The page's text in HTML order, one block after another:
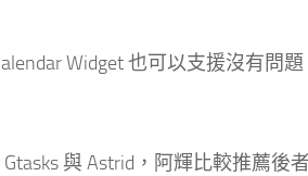
Widget 也可以支援沒有問題
Gtasks 與 Astrid，阿輝比較推薦